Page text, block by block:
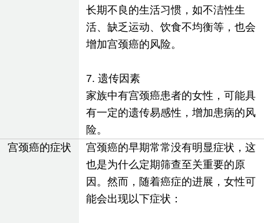
长期不良的生活习惯，如不洁性生
活、缺乏运动、饮食不均衡等，也会
增加宫颈癌的风险。
7. 遗传因素
家族中有宫颈癌患者的女性，可能具
有一定的遗传易感性，增加患病的风
险。
宫颈癌的症状
宫颈癌的早期常常没有明显症状，这
也是为什么定期筛查至关重要的原
因。然而，随着癌症的进展，女性可
能会出现以下症状：